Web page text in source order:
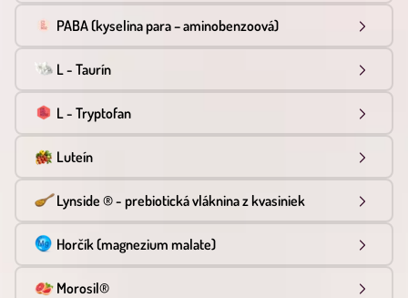
PABA (kyselina para – aminobenzoová)
L - Taurín
L - Tryptofan
Luteín
Lynside ® - prebiotická vláknina z kvasiniek
Horčík (magnezium malate)
Morosil®